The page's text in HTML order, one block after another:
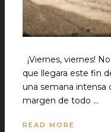
¡Viernes, viernes!
que llegara este fin
una semana intensa
margen de todo …
READ MORE